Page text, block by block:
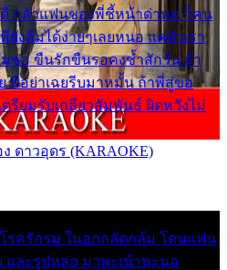
กลัวแฟนของพี่ชี้หน้าด่าทอ ก็คน
งลืมได้ง่ายๆเลยหนอ แค่ตัวเรา
ซ่อ ขืนรักขืนรอคงช้ำสักวัน ถ้า
พี่อย่าเฉยรีบมาหมั้น ถ้าพี่สู่ขอ
รียมรับเกลียวสัมพันธ์ ผิดหวังไม่
ดาวอุดร (KARAOKE)
โรครักรุม ในอกกลัดกลุ้ม โดนแฟน
และรูปหล่อ มาพะเน้าพะนอ